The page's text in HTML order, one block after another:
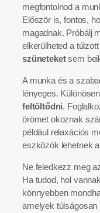
megfontolnod a
Először is, fontos,
magadnak. Próbálj
elkerülheted a
szüneteketsem
A munka és a
lényeges.
feltöltődni.
örömet okoznak
például relaxációs
eszközök lehetnek
Ne feledkezz meg
Ha tudod, hol
könnyebben
amelyek túlságosan